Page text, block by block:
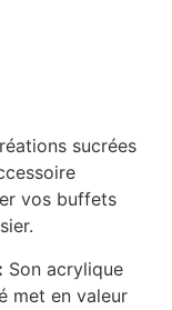
sucrées
vos buffets
Son acrylique
met en valeur